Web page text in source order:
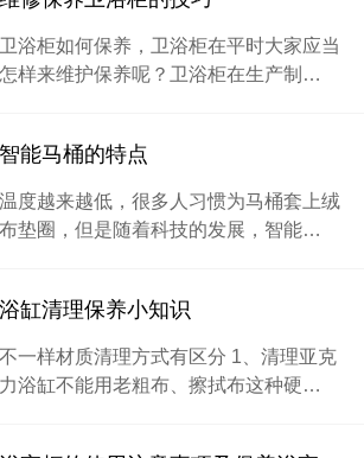
卫浴柜如何保养，卫浴柜在平时大家应当
怎样来维护保养呢？卫浴柜在生产制…
智能马桶的特点
温度越来越低，很多人习惯为马桶套上绒
布垫圈，但是随着科技的发展，智能…
浴缸清理保养小知识
不一样材质清理方式有区分 1、清理亚克
力浴缸不能用老粗布、擦拭布这种硬…